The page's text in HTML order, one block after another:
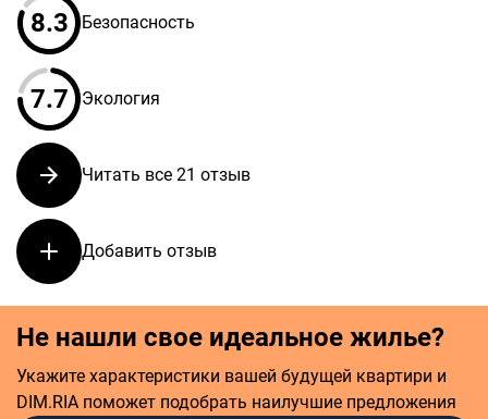
8.3 Безопасность
7.7 Экология
Читать все 21 отзыв
Добавить отзыв
Не нашли свое идеальное жилье?
Укажите характеристики вашей будущей квартири и
DIM.RIA поможет подобрать наилучшие предложения